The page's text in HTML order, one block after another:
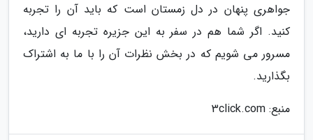
جواهری پنهان در دل زمستان است که باید آن را تجربه
کنید. اگر شما هم در سفر به این جزیره تجربه ای دارید،
مسرور می شویم که در بخش نظرات آن را با ما به اشتراک
بگذارید.
منبع: 3click.com